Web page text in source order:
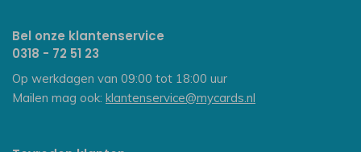
Bel onze klantenservice
0318 - 72 51 23
Op werkdagen van 09:00 tot 18:00 uur
Mailen mag ook: klantenservice@mycards.nl